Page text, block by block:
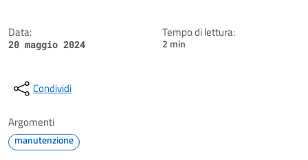
Data:
20 maggio 2024
Tempo di lettura:
2 min
Condividi
Argomenti
manutenzione